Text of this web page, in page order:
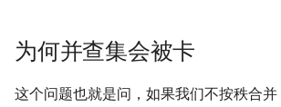
为何并查集会被卡
这个问题也就是问，如果我们不按秩合